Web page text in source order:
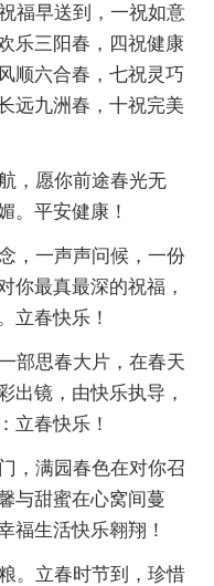
早送到，一祝如意
乐三阳春，四祝健康
顺六合春，七祝灵巧
远九洲春，十祝完美
愿你前途春光无
。平安健康！
一声声问候，一份
你最真最深的祝福，
立春快乐！
思春大片，在春天
出镜，由快乐执导，
立春快乐！
满园春色在对你召
与甜蜜在心窝间蔓
福生活快乐翱翔！
立春时节到，珍惜